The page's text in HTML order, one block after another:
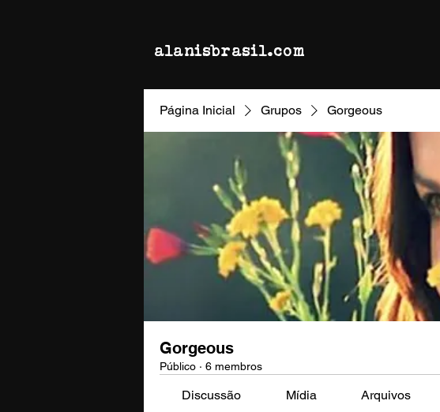
alanisbrasil.com
Página Inicial Grupos Gorgeous
Gorgeous
Público · 6 membros
Discussão Mídia Arquivos